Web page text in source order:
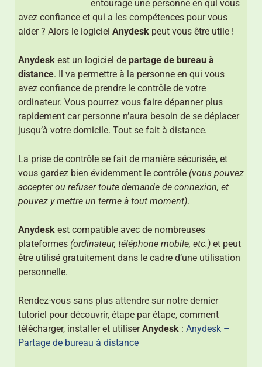
entourage une personne en qui vous
avez confiance et qui a les compétences pour vous
aider ? Alors le logiciel Anydesk peut vous être utile !
Anydesk est un logiciel de partage de bureau à
distance. Il va permettre à la personne en qui vous
avez confiance de prendre le contrôle de votre
ordinateur. Vous pourrez vous faire dépanner plus
rapidement car personne n’aura besoin de se déplacer
jusqu’à votre domicile. Tout se fait à distance.
La prise de contrôle se fait de manière sécurisée, et
vous gardez bien évidemment le contrôle (vous pouvez
accepter ou refuser toute demande de connexion, et
pouvez y mettre un terme à tout moment).
Anydesk est compatible avec de nombreuses
plateformes (ordinateur, téléphone mobile, etc.) et peut
être utilisé gratuitement dans le cadre d’une utilisation
personnelle.
Rendez-vous sans plus attendre sur notre dernier
tutoriel pour découvrir, étape par étape, comment
télécharger, installer et utiliserAnydesk : Anydesk –
Partage de bureau à distance